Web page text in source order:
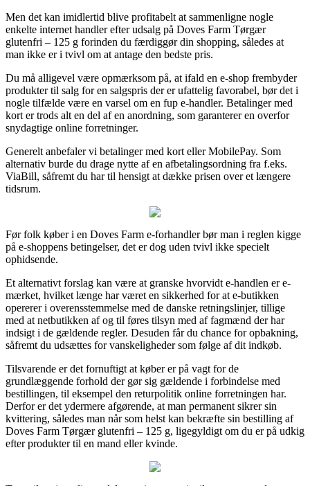
Men det kan imidlertid blive profitabelt at sammenligne nogle
enkelte internet handler efter udsalg på Doves Farm Tørgær
glutenfri – 125 g forinden du færdiggør din shopping, således at
man ikke er i tvivl om at antage den bedste pris.
Du må alligevel være opmærksom på, at ifald en e-shop frembyder
produkter til salg for en salgspris der er ufattelig favorabel, bør det i
nogle tilfælde være en varsel om en fup e-handler. Betalinger med
kort er trods alt en del af en anordning, som garanterer en overfor
snydagtige online forretninger.
Generelt anbefaler vi betalinger med kort eller MobilePay. Som
alternativ burde du drage nytte af en afbetalingsordning fra f.eks.
ViaBill, såfremt du har til hensigt at dække prisen over et længere
tidsrum.
Før folk køber i en Doves Farm e-forhandler bør man i reglen kigge
på e-shoppens betingelser, det er dog uden tvivl ikke specielt
ophidsende.
Et alternativt forslag kan være at granske hvorvidt e-handlen er e-
mærket, hvilket længe har været en sikkerhed for at e-butikken
opererer i overensstemmelse med de danske retningslinjer, tillige
med at netbutikken af og til føres tilsyn med af fagmænd der har
indsigt i de gældende regler. Desuden får du chance for opbakning,
såfremt du udsættes for vanskeligheder som følge af dit indkøb.
Tilsvarende er det fornuftigt at køber er på vagt for de
grundlæggende forhold der gør sig gældende i forbindelse med
bestillingen, til eksempel den returpolitik online forretningen har.
Derfor er det ydermere afgørende, at man permanent sikrer sin
kvittering, således man når som helst kan bekræfte sin bestilling af
Doves Farm Tørgær glutenfri – 125 g, ligegyldigt om du er på udkig
efter produkter til en mand eller kvinde.